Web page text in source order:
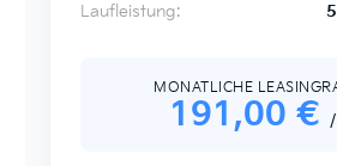
Laufleistung:
MONATLICHE
191 ,00 €